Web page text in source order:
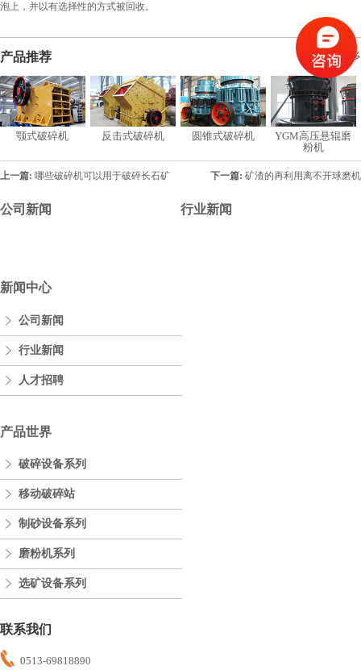
泡上，并以有选择性的方式被回收。
产品推荐 > 查看更多
颚式破碎机 反击式破碎机 圆锥式破碎机
YGM高压悬辊磨
粉机
上一篇: 哪些破碎机可以用于破碎长石矿 下一篇: 矿渣的再利用离不开球磨机
公司新闻 行业新闻
新闻中心
公司新闻
行业新闻
人才招聘
产品世界
破碎设备系列
移动破碎站
制砂设备系列
磨粉机系列
选矿设备系列
联系我们
0513-69818890